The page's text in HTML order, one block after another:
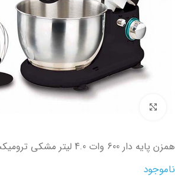
همزن پایه دار 600 وات 4.0 لیتر مشکی ترومیکس کرکماز 482
ناموجود